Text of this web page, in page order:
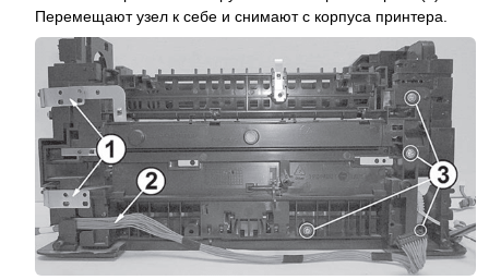
Перемещают узел к себе и снимают с корпуса принтера.